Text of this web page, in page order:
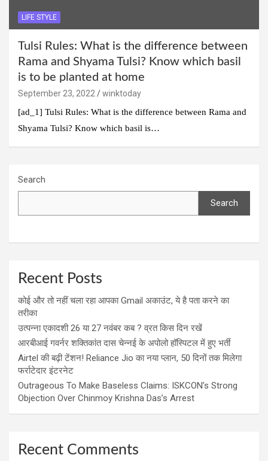
LIFE STYLE
Tulsi Rules: What is the difference between
Rama and Shyama Tulsi? Know which basil
is to be planted at home
September 23, 2022
winktoday
[ad_1] Tulsi Rules: What is the difference between Rama and
Shyama Tulsi? Know which basil is…
Search
Search
Recent Posts
कोई और तो नहीं चला रहा आपका Gmail अकाउंट, ये है पता करने का
तरीका
उत्पन्ना एकादशी 26 या 27 नवंबर कब ? व्रत किस दिन रखें
आरबीआई गवर्नर शक्तिकांत दास चेन्नई के अपोलो हॉस्पिटल में हुए भर्ती
Airtel की बढ़ी टेंशन! Reliance Jio का नया प्लान, 50 दिनों तक मिलेगा
फर्राटेदार इंटरनेट
Outrageous To Make Baseless Claims: ISKCON’s Strong
Objection Over Chinmoy Krishna Das’s Arrest
Recent Comments